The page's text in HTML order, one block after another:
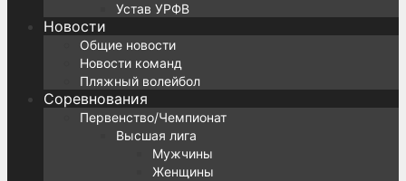
Устав УРФВ
Новости
Общие новости
Новости команд
Пляжный волейбол
Соревнования
Первенство/Чемпионат
Высшая лига
Мужчины
Женщины